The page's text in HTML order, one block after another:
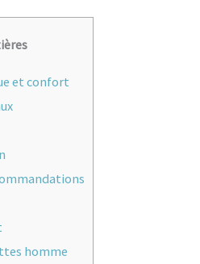
et confort
homme